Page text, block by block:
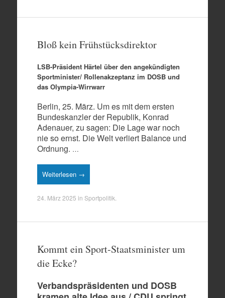
Bloß kein Frühstücksdirektor
LSB-Präsident Härtel über den angekündigten
Sportminister/ Rollenakzeptanz im DOSB und
das Olympia-Wirrwarr
Berlin, 25. März. Um es mit dem ersten
Bundeskanzler der Republik, Konrad
Adenauer, zu sagen: Die Lage war noch
nie so ernst. Die Welt verliert Balance und
Ordnung. …
Weiterlesen →
24. März 2025 in Sportpolitik
Kommt ein Sport-Staatsminister um
die Ecke?
Verbandspräsidenten und DOSB